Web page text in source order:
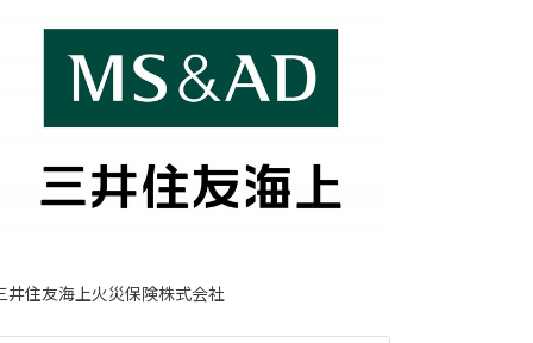
井住友海上火災保険株式会社